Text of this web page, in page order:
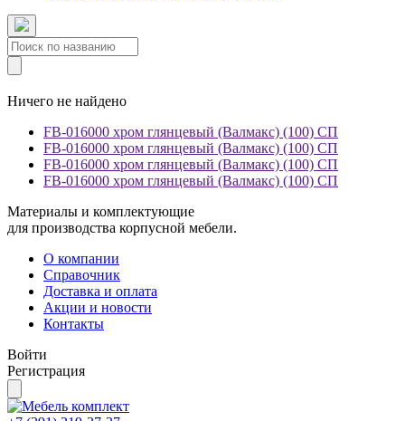
Ничего не найдено
FB-016000 хром глянцевый (Валмакс) (100) СП
FB-016000 хром глянцевый (Валмакс) (100) СП
FB-016000 хром глянцевый (Валмакс) (100) СП
FB-016000 хром глянцевый (Валмакс) (100) СП
Материалы и комплектующие
для производства корпусной мебели.
О компании
Справочник
Доставка и оплата
Акции и новости
Контакты
Войти
Регистрация